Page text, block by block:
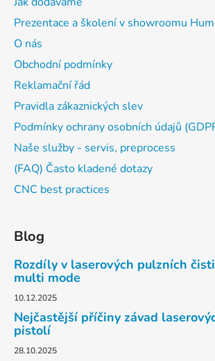
Prezentace a školení v showroomu
O nás
Obchodní podmínky
Reklamační řád
Pravidla zákaznických slev
Podmínky ochrany osobních údajů
Naše služby - servis, preprocess
(FAQ) Často kladené dotazy
CNC best practices
Blog
Rozdíly v laserových pulzních
multi mode
10.12.2025
Nejčastější příčiny závad
pistolí
28.10.2025